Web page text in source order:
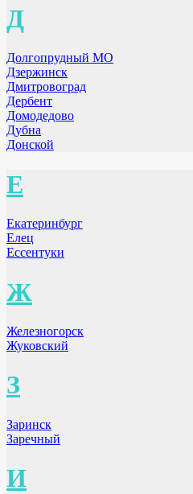
Д
Долгопрудный МО
Дзержинск
Дмитровоград
Дербент
Домодедово
Дубна
Донской
Е
Екатеринбург
Елец
Ессентуки
Ж
Железногорск
Жуковский
З
Заринск
Заречный
И